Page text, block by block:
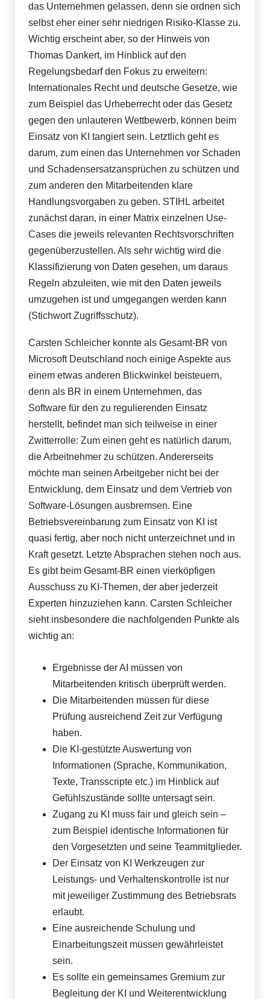
das Unternehmen gelassen, denn sie ordnen sich
selbsteher einer sehr niedrigen Risiko-Klasse zu.
Wichtig erscheint aber, so der Hinweis von
Thomas Dankert, im Hinblick auf den
Regelungsbedarf den Fokus zu erweitern:
Internationales Recht und deutsche Gesetze, wie
zum Beispiel das Urheberrecht oder das Gesetz
gegen den unlauteren Wettbewerb, können beim
Einsatz von KI tangiert sein. Letztlich geht es
darum, zum einen das Unternehmen vor Schaden
und Schadensersatzansprüchen zu schützen und
zum anderen den Mitarbeitenden klare
Handlungsvorgaben zu geben. STIHL arbeitet
zunächst daran, in einer Matrix einzelnen Use-
Cases die jeweils relevanten Rechtsvorschriften
gegenüberzustellen. Als sehr wichtig wird die
Klassifizierung von Daten gesehen, um daraus
Regeln abzuleiten, wie mit den Daten jeweils
umzugehen ist und umgegangen werden kann
(Stichwort Zugriffsschutz).
Carsten Schleicher konnte als Gesamt-BR von
Microsoft Deutschland noch einige Aspekte aus
einem etwas anderen Blickwinkel beisteuern,
denn als BR in einem Unternehmen, das
Software für den zu regulierenden Einsatz
herstellt, befindet man sich teilweise in einer
Zwitterrolle: Zum einen geht es natürlich darum,
die Arbeitnehmer zu schützen. Andererseits
möchte man seinen Arbeitgeber nicht bei der
Entwicklung, dem Einsatz und dem Vertrieb von
Software-Lösungen ausbremsen. Eine
Betriebsvereinbarung zum Einsatz von KI ist
quasi fertig, aber noch nicht unterzeichnet und in
Kraft gesetzt. Letzte Absprachen stehen noch aus.
Es gibt beim Gesamt-BR einen vierköpfigen
Ausschuss zu KI-Themen, der aber jederzeit
Experten hinzuziehen kann. Carsten Schleicher
sieht insbesondere die nachfolgenden Punkte als
wichtig an:
Ergebnisse der AI müssen von
Mitarbeitenden kritisch überprüft werden.
Die Mitarbeitenden müssen für diese
Prüfung ausreichend Zeit zur Verfügung
haben.
Die KI-gestützte Auswertung von
Informationen (Sprache, Kommunikation,
Texte, Transscripte etc.) im Hinblick auf
Gefühlszustände sollte untersagt sein.
Zugang zu KI muss fair und gleich sein –
zum Beispiel identische Informationen für
den Vorgesetzten und seine Teammitglieder.
Der Einsatz von KI Werkzeugen zur
Leistungs- und Verhaltenskontrolle ist nur
mit jeweiliger Zustimmung des Betriebsrats
erlaubt.
Eine ausreichende Schulung und
Einarbeitungszeit müssen gewährleistet
sein.
Es sollte ein gemeinsames Gremium zur
Begleitung der KI und Weiterentwicklung